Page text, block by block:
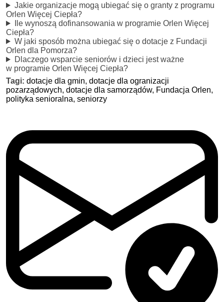
Jakie organizacje mogą ubiegać się o granty z programu
Orlen Więcej Ciepła?
Ile wynoszą dofinansowania w programie Orlen Więcej
Ciepła?
W jaki sposób można ubiegać się o dotacje z Fundacji
Orlen dla Pomorza?
Dlaczego wsparcie seniorów i dzieci jest ważne
w programie Orlen Więcej Ciepła?
Tagi: dotacje dla gmin, dotacje dla ogranizacji
pozarządowych, dotacje dla samorządów, Fundacja Orlen,
polityka senioralna, seniorzy